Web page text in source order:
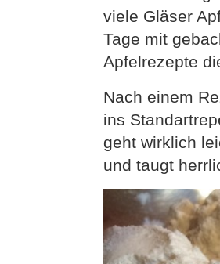
viele Gläser
Tage mit
Apfelrezepte
Nach einem
ins
geht wirklich
und taugt